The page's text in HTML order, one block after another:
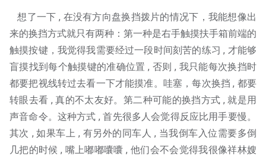
想了一下 , 在没有方向盘换挡拨片的情况下，我能想像出
来的换挡方式就只有两种：第一种是右手触摸扶手箱前端的
触摸按键，我觉得我需要经过一段时间刻苦的练习 , 才能够
盲摸找到每个触摸键的准确位置 , 否则 , 我只能每次换挡时
都要把视线转过去看一下才能摸准。哇塞，每次换挡 , 都要
转眼去看 , 真的不太友好。第二种可能的换挡方式 , 就是用
声音命令。这种方式 , 首先很多人会觉得反应比用手要慢。
其次 , 如果车上 , 有另外的同车人 , 当我倒车入位需要多倒
几把的时候 , 嘴上嘟嘟囔囔 , 他们会不会觉得我很像祥林嫂